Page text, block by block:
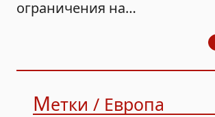
ограничения на
Метки / Европа